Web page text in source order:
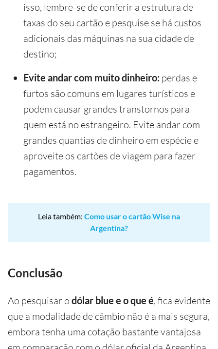
isso, lembre-se de conferir a estrutura de
taxas do seu cartão e pesquise se há custos
adicionais das máquinas na sua cidade de
destino;
Evite andar com muito dinheiro: perdas e
furtos são comuns em lugares turísticos e
podem causar grandes transtornos para
quem está no estrangeiro. Evite andar com
grandes quantias de dinheiro em espécie e
aproveite os cartões de viagem para fazer
pagamentos.
Leia também: Como usar o cartão Wise na
Argentina?
Conclusão
Ao pesquisar o dólar blue e o que é, fica evidente
que a modalidade de câmbio não é a mais segura,
embora tenha uma cotação bastante vantajosa